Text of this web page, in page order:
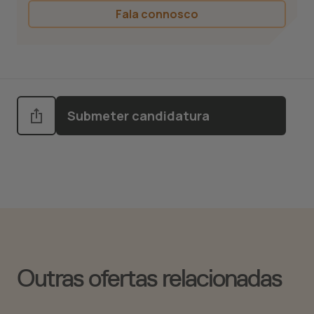
Fala connosco
Submeter candidatura
Outras ofertas relacionadas